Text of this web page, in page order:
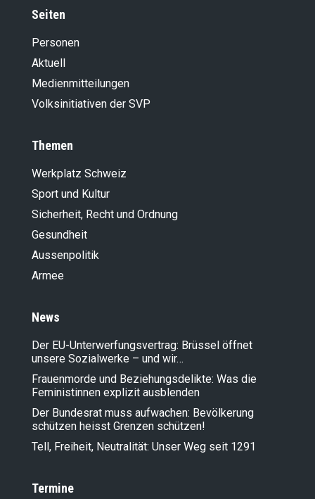
Seiten
Personen
Aktuell
Medienmitteilungen
Volksinitiativen der SVP
Themen
Werkplatz Schweiz
Sport und Kultur
Sicherheit, Recht und Ordnung
Gesundheit
Aussenpolitik
Armee
News
Der EU-Unterwerfungsvertrag: Brüssel öffnet
unsere Sozialwerke – und wir…
Frauenmorde und Beziehungsdelikte: Was die
Feministinnen explizit ausblenden
Der Bundesrat muss aufwachen: Bevölkerung
schützen heisst Grenzen schützen!
Tell, Freiheit, Neutralität: Unser Weg seit 1291
Termine